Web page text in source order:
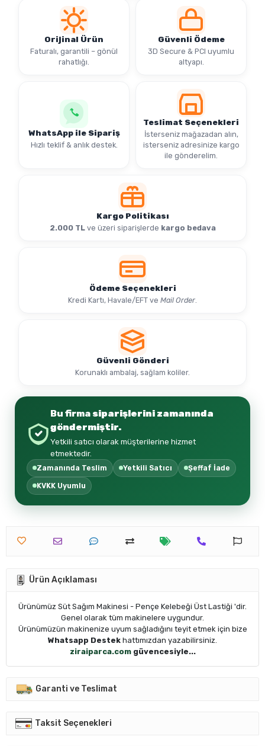
Orijinal Ürün
Faturalı, garantili – gönül
rahatlığı.
Güvenli Ödeme
3D Secure & PCI uyumlu
altyapı.
WhatsApp ile Sipariş
Hızlı teklif & anlık destek.
Teslimat Seçenekleri
İsterseniz mağazadan alın,
isterseniz adresinize kargo
ile gönderelim.
Kargo Politikası
2.000 TLve üzeri siparişlerde kargo bedava
Ödeme Seçenekleri
Kredi Kartı, Havale/EFT ve Mail Order
Güvenli Gönderi
Korunaklı ambalaj, sağlam koliler.
Bu firma siparişlerini zamanında
göndermiştir.
Yetkili satıcı olarak müşterilerine hizmet
etmektedir.
Zamanında Teslim Yetkili Satıcı Şeffaf İade
KVKK Uyumlu
Ürün Açıklaması
Ürünümüz Süt Sağım Makinesi - Pençe Kelebeği Üst Lastiği 'dir.
Genel olarak tüm makinelere uygundur.
Ürünümüzün makinenize uyum sağladığını teyit etmek için bize
Whatsapp Destek hattımızdan yazabilirsiniz.
ziraiparca.comgüvencesiyle...
Garanti ve Teslimat
Taksit Seçenekleri